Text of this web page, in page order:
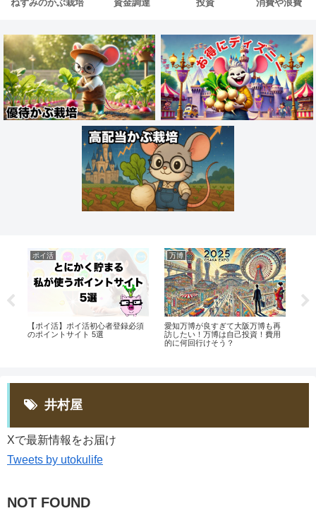
ねずみのかぶ栽培 資金調達 投資 消費や浪費
ポイ活
【ポイ活】ポイ活初心者登録必須
のポイントサイト 5選
万博
愛知万博が良すぎて大阪万博も再
訪したい！万博は自己投資！費用
的に何回行けそう？
井村屋
Xで最新情報をお届け
Tweets by utokulife
NOT FOUND